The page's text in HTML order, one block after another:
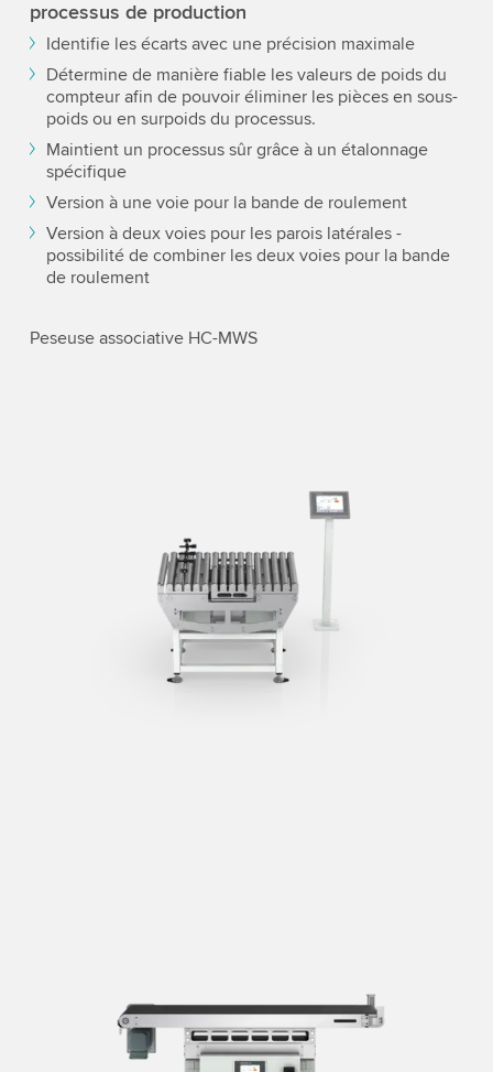
processus de production
Identifie les écarts avec une précision maximale
Détermine de manière fiable les valeurs de poids du
compteur afin de pouvoir éliminer les pièces en sous-
poids ou en surpoids du processus.
Maintient un processus sûr grâce à un étalonnage
spécifique
Version à une voie pour la bande de roulement
Version à deux voies pour les parois latérales -
possibilité de combiner les deux voies pour la bande
de roulement
Peseuse associative HC-MWS